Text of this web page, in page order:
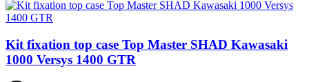
Kit fixation top case Top Master SHAD Kawasaki
1000 Versys 1400 GTR